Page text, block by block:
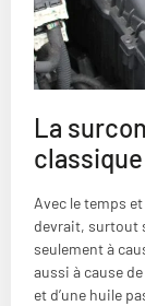
La
Avec le temps
devrait, surtout
seulement à
aussi à cause
et d’une huile